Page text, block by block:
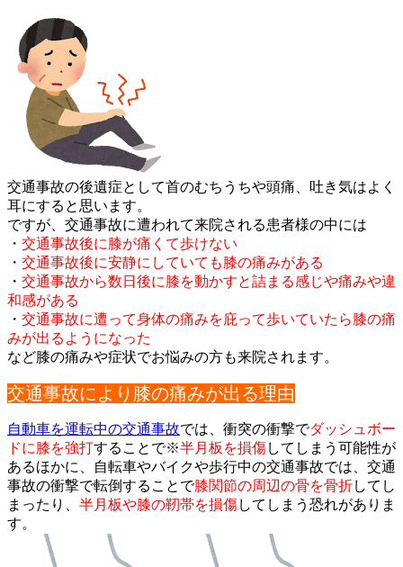
交通事故の後遺症として首のむちうちや頭痛、吐き気はよく
耳にすると思います。
ですが、交通事故に遭われて来院される患者様の中には
・ 交通事故後に膝が痛くて歩けない
・ 交通事故後に安静にしていても膝の痛みがある
・ 交通事故から数日後に膝を動かすと詰まる感じや痛みや違
和感がある
・ 交通事故に遭って身体の痛みを庇って歩いていたら膝の痛
みが出 るようになった
など膝の痛みや症状でお悩みの方も来院されます。
交通事故により膝の痛みが出る理由
自動車を運転中の交通事故では、衝突の衝撃でダッシュボー
ドに膝を強打することで※半月板を損傷してしまう可能性が
あるほかに、
自転車やバイクや歩行中の交通事故では、交通
事故の衝撃で転倒することで膝関節の周辺の骨を骨折してし
まったり、 半月板や膝の靭帯を損傷してしまう恐れがありま
す。